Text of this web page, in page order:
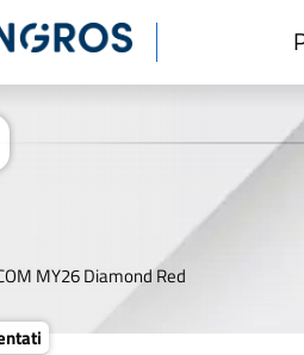
MY26 Diamond Red